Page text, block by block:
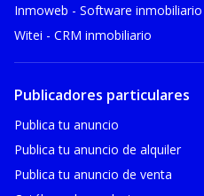
Inmoweb - Software inmobiliario
Witei - CRM inmobiliario
Publicadores particulares
Publica tu anuncio
Publica tu anuncio de alquiler
Publica tu anuncio de venta